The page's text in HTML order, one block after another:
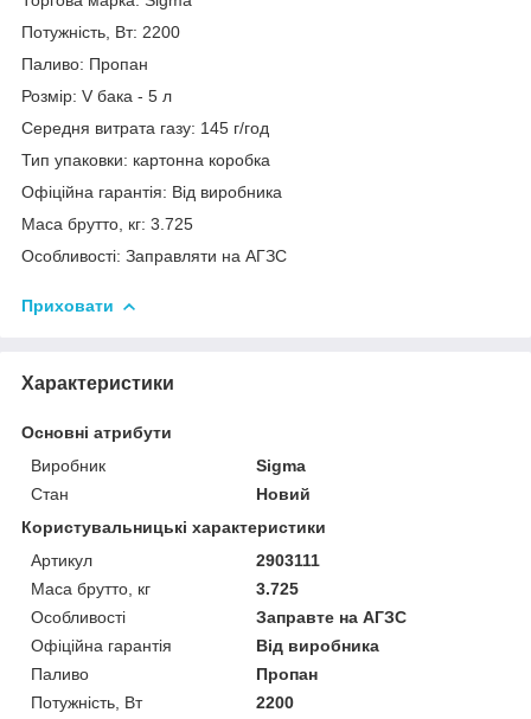
Потужність, Вт: 2200
Паливо: Пропан
Розмір: V бака - 5 л
Середня витрата газу: 145 г/год
Тип упаковки: картонна коробка
Офіційна гарантія: Від виробника
Маса брутто, кг: 3.725
Особливості: Заправляти на АГЗС
Приховати
Характеристики
Основні атрибути
Виробник
Sigma
Стан
Новий
Користувальницькі характеристики
Артикул
2903111
Маса брутто, кг
3.725
Особливості
Заправте на АГЗС
Офіційна гарантія
Від виробника
Паливо
Пропан
Потужність, Вт
2200